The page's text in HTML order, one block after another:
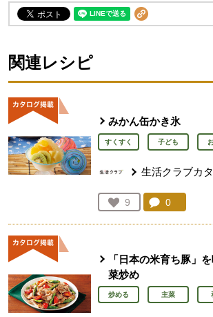
関連レシピ
みかん缶かき氷
すくすく 子ども
生活クラブカ
お気に入り登録：
9
人が登録
コメント：
0
「日本の米育ち豚」
菜炒め
炒める 主菜